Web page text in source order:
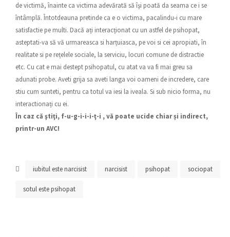
de victimă, înainte ca victima adevărată să îşi poată da seama ce i se
întâmplă. Întotdeauna pretinde ca e o victima, pacalindu-i cu mare
satisfactie pe multi. Dacă ați interacționat cu un astfel de psihopat,
asteptati-va să vă urmareasca si harțuiasca, pe voi si cei apropiati, în
realitate si pe rețelele sociale, la serviciu, locuri comune de distractie
etc. Cu cat e mai destept psihopatul, cu atat va va fi mai greu sa
adunati probe. Aveti grija sa aveti langa voi oameni de incredere, care
stiu cum sunteti, pentru ca totul va iesi la iveala. Si sub nicio forma, nu
interactionați cu ei.
În caz că ştiţi, f-u-g-i-i-i-ţ-i , vă poate ucide chiar și indirect,
printr-un AVC!
iubitul este narcisist narcisist psihopat sociopat
sotul este psihopat